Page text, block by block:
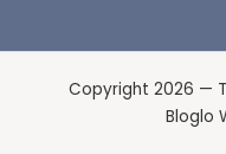
Copyright 2026 —
Bloglo